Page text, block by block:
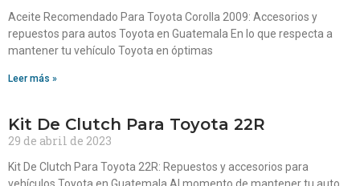
Aceite Recomendado Para Toyota Corolla 2009: Accesorios y
repuestos para autos Toyota en Guatemala En lo que respecta a
mantener tu vehículo Toyota en óptimas
Leer más »
Kit De Clutch Para Toyota 22R
29 de abril de 2023
Kit De Clutch Para Toyota 22R: Repuestos y accesorios para